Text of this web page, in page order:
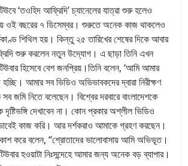
‘তওহিদ আফ্রিদি’ চ্যানেলের যাত্রা শুরু হলেও
ওই বছরের ৭ ডিসেম্বর। শুরুতে অনেক কাজ থাকলেও
শিথিল হয়। কিন্তু ২৫ তারিখের শেষের দিকে আবার
শুরু করলেন নতুন উদ্যোগ। এ ছাড়া তিনি এখন
হিসেবে বেশ জনপ্রিয়।তিনি বলেন, ‘আমি আমার
হচ্ছি। আমার সব ভিডিও অভিভাবকদের দ্বারা নিরীক্ষণ
জমি নিতে বলেছেন। বিশ্বের দরবারে বাংলাদেশকে
দৃষ্টিভঙ্গি দেখাবেন না। কোন প্রকার অশ্লীল ভিডিও
কাজ করি। আর দর্শকরাও আমাকে গ্রহণ করছেন।
করে বলেন, “শ্রোতাদের ভালোবাসায় আমি অভিভূত।
হওয়াটা নিঃসন্দেহে আমার জন্য অনেক বড় ব্যাপার।